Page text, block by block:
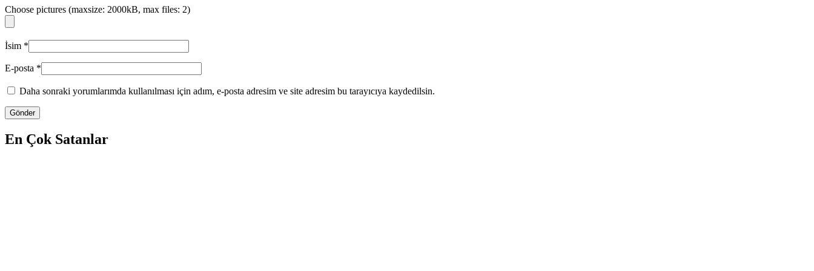
Choose pictures (maxsize: 2000kB, max files: 2)
İsim *
E-posta *
Daha sonraki yorumlarımda kullanılması için adım, e-posta adresim ve site adresim bu tarayıcıya kaydedilsin.
En Çok Satanlar